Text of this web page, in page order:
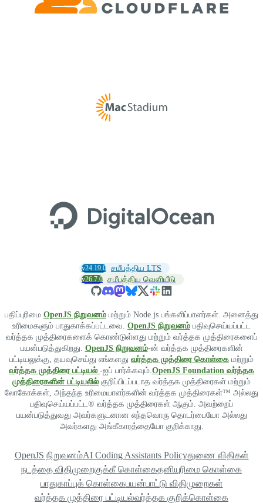
v24.19.0 சமீபத்திய LTS
v26.7.0 சமீபத்திய வெளியீடு
பதிப்புரிமை OpenJS நிறுவனம் மற்றும் Node.js பங்களிப்பாளர்கள். அனைத்து
உரிமைகளும் பாதுகாக்கப்பட்டவை. OpenJS நிறுவனம் பதிவுசெய்யப்பட்ட
வர்த்தக முத்திரைகளைக் கொண்டுள்ளது மற்றும் வர்த்தக முத்திரைகளைப்
பயன்படுத்துகிறது. OpenJS நிறுவனம்-ன் வர்த்தக முத்திரைகளின்
பட்டியலுக்கு, தயவுசெய்து எங்களது வர்த்தக முத்திரை கொள்கை மற்றும்
வர்த்தக முத்திரை பட்டியல் -ஐப் பார்க்கவும்.OpenJS Foundation வர்த்தக
முத்திரைகளின் பட்டியலில் குறிப்பிடப்படாத வர்த்தக முத்திரைகள் மற்றும்
லோகோக்கள், அந்தந்த உரிமையாளர்களின் வர்த்தக முத்திரைகள்™ அல்லது
பதிவுசெய்யப்பட்ட® வர்த்தக முத்திரைகள் ஆகும். அவற்றைப்
பயன்படுத்துவது அவர்களுடனான எந்தவொரு தொடர்பையோ அல்லது
அவர்களது அங்கீகாரத்தையோ குறிக்காது.
OpenJS நிறுவனம்AI Coding Assistants Policyதுணை விதிகள்
நடத்தை விதிமுறைகுக்கீ கொள்கைதனியுரிமை கொள்கை
பாதுகாப்புக் கொள்கைபயன்பாட்டு விதிமுறைகள்
வர்த்தக முத்திரை பட்டியல்வர்த்தக குறிக்கொள்கை